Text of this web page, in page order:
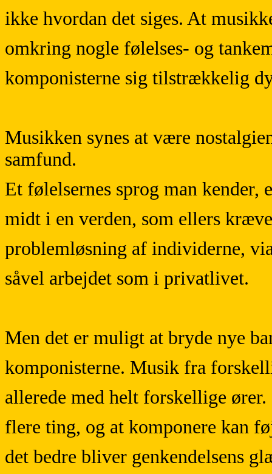
ikke hvordan det siges. At
omkring nogle følelses- og
komponisterne sig tilstrækkelig
Musikken synes at være
samfund.
Et følelsernes sprog man kender,
midt i en verden, som ellers
problemløsning af individerne,
såvel arbejdet som i privatlivet.
Men det er muligt at bryde nye
komponisterne. Musik fra
allerede med helt forskellige
flere ting, og at komponere kan
det bedre bliver genkendelsens